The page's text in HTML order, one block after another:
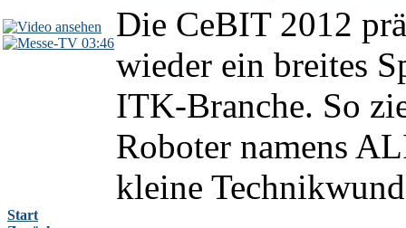
03:46Die CeBIT 2012
wieder ein breites
ITK-Branche. So
Roboter namens
kleine
Start